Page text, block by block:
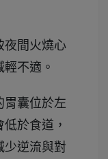
夜間火燒心
不適。
胃囊位於左
於食道，
少逆流與對